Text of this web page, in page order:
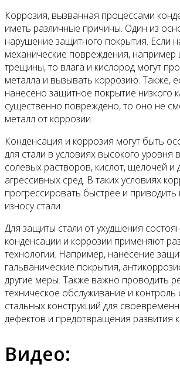
Коррозия, вызванная процессами
иметь различные причины. Один из
нарушение защитного покрытия. Если
механические повреждения, например
трещины, то влага и кислород могут
металла и вызывать коррозию. Также,
нанесено защитное покрытие низкого
существенно повреждено, то оно не
металл от коррозии.
Конденсация и коррозия могут быть
для стали в условиях высокого уровня
солевых растворов, кислот, щелочей и
агрессивных сред. В таких условиях
прогрессировать быстрее и
износу стали.
Для защиты стали от ухудшения
конденсации и коррозии применяют
технологии. Например, нанесение
гальванические покрытия,
другие меры. Также важно проводить
техническое обслуживание и контроль
стальных конструкций для
дефектов и предотвращения развития
Видео: